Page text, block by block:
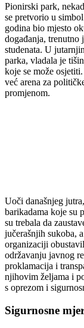
Pionirski park,
se pretvorio u
godina bio mjesto
događanja, trenutno
studenata. U
parka, vladala je
koje se može osjetiti.
već arena za
promjenom.
Uoči današnjeg
barikadama koje su
su trebala da
jučerašnjih sukoba,
organizaciji
održavanju javnog
proklamacija i
njihovim željama i
s oprezom i
Sigurnosne